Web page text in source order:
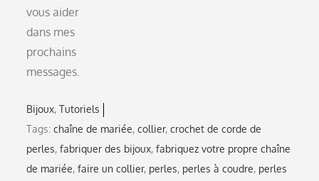
vous aider
dans mes
prochains
messages.
Bijoux Tutoriels
Tags:chaîne de mariée,collier,crochet de corde de
perles,fabriquer des bijoux,fabriquez votre propre chaîne
de mariée,faire un collier, perles, perles à coudre, perles